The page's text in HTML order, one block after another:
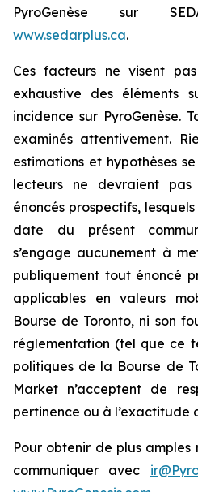
PyroGenèse sur
www.sedarplus.ca.
Ces facteurs ne visent
exhaustive des éléments
incidence sur PyroGenèse.
examinés attentivement.
estimations et hypothèses
lecteurs ne devraient
énoncés prospectifs,
date du présent
s’engage aucunement à
publiquement tout énoncé
applicables en valeurs
Bourse de Toronto, ni son
réglementation (tel que ce
politiques de la Bourse de
Market n’acceptent de
pertinence ou à l’exactitude
Pour obtenir de plus amples
communiquer avec